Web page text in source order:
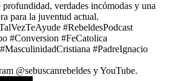
verdades incómodas y una
para la juventud actual.
#RebeldesPodcast
#Conversion #FeCatolica
#PadreIgnacio
⁠⁠⁠⁠⁠⁠⁠⁠⁠⁠⁠⁠⁠⁠⁠⁠⁠⁠⁠⁠⁠⁠⁠⁠⁠@sebuscanrebeldes⁠⁠⁠⁠⁠⁠⁠⁠⁠⁠⁠⁠⁠⁠⁠⁠⁠⁠⁠⁠⁠⁠⁠ y ⁠⁠⁠⁠⁠⁠⁠⁠⁠⁠⁠⁠⁠⁠⁠⁠⁠⁠⁠⁠⁠⁠⁠YouTube⁠⁠⁠⁠⁠⁠⁠⁠⁠⁠⁠⁠⁠⁠⁠⁠⁠⁠⁠⁠⁠⁠⁠.